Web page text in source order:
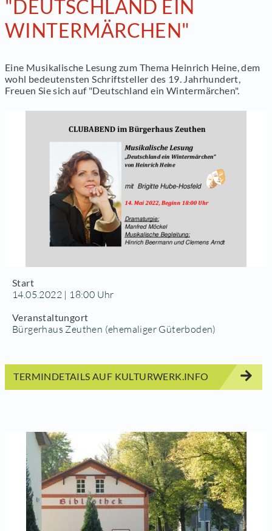
"DEUTSCHLAND EIN
WINTERMÄRCHEN"
Eine Musikalische Lesung zum Thema Heinrich Heine, dem
wohl bedeutensten Schriftsteller des 19. Jahrhundert,
Freuen Sie sich auf "Deutschland ein Wintermärchen".
Start
14.05.2022 | 18:00 Uhr
Veranstaltungort
Bürgerhaus Zeuthen (ehemaliger Güterboden)
TERMINDETAILS AUF KULTURWERK.INFO